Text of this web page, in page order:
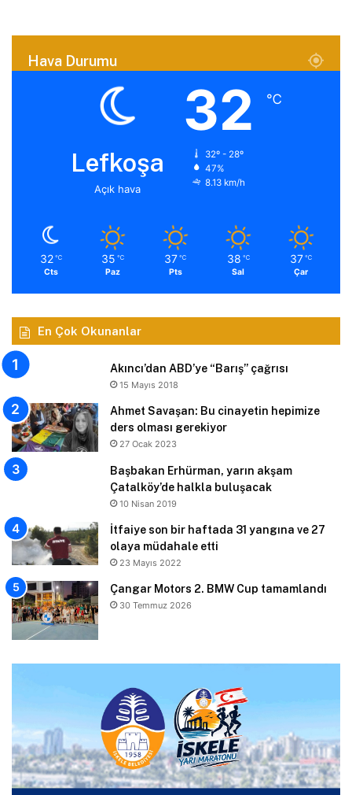
Hava Durumu
Lefkoşa
Açık hava
32 ℃
32º - 28º
47%
8.13 km/h
32 ℃
Cts
35 ℃
Paz
37 ℃
Pts
38 ℃
Sal
37 ℃
Çar
En Çok Okunanlar
Akıncı’dan ABD’ye “Barış” çağrısı
15 Mayıs 2018
Ahmet Savaşan: Bu cinayetin hepimize
ders olması gerekiyor
27 Ocak 2023
Başbakan Erhürman, yarın akşam
Çatalköy’de halkla buluşacak
10 Nisan 2019
İtfaiye son bir haftada 31 yangına ve 27
olaya müdahale etti
23 Mayıs 2022
Çangar Motors 2. BMW Cup tamamlandı
30 Temmuz 2026